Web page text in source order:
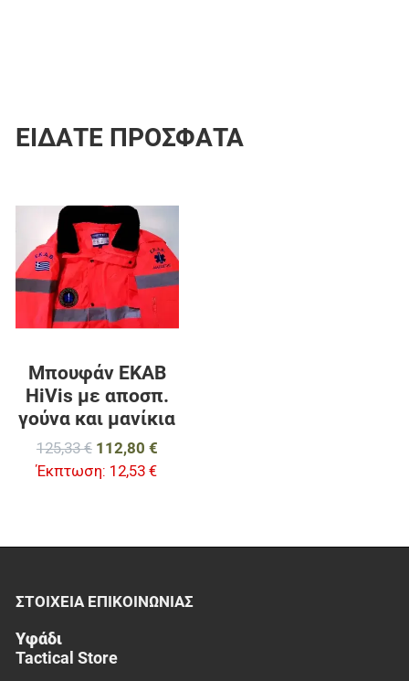
ΕΊΔΑΤΕ ΠΡΌΣΦΑΤΑ
Μπουφάν ΕΚΑΒ
HiVis με αποσπ.
γούνα και μανίκια
125,33 € 112,80 €
Έκπτωση: 12,53 €
ΣΤΟΙΧΕΊΑ EΠΙΚΟΙΝΩΝΊΑΣ
Υφάδι
Tactical Store